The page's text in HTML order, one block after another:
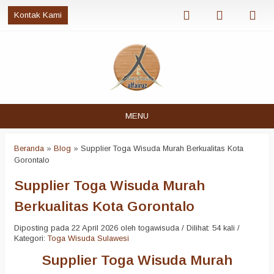
Kontak Kami
MENU
Beranda » Blog » Supplier Toga Wisuda Murah Berkualitas Kota
Gorontalo
Supplier Toga Wisuda Murah
Berkualitas Kota Gorontalo
Diposting pada 22 April 2026 oleh togawisuda / Dilihat: 54 kali /
Kategori:Toga Wisuda Sulawesi
Supplier Toga Wisuda Murah